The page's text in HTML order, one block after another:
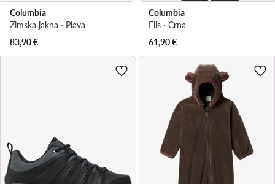
Columbia
Zimska jakna · Plava
83,90€
Columbia
Flis · Crna
61,90€